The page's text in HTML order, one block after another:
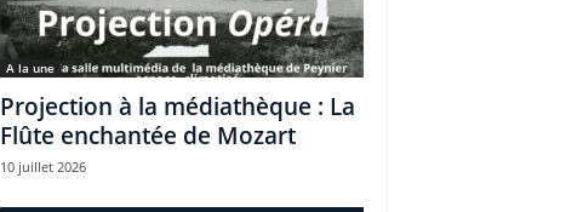
A la une
Projection à la médiathèque : La
Flûte enchantée de Mozart
10 juillet 2026